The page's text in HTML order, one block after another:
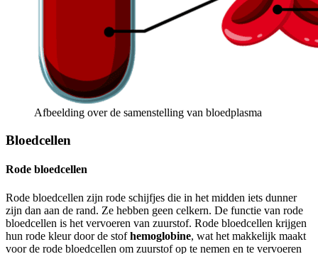
Afbeelding over de samenstelling van bloedplasma
Bloedcellen
Rode bloedcellen
Rode bloedcellen zijn rode schijfjes die in het midden iets dunner
zijn dan aan de rand. Ze hebben geen celkern. De functie van rode
bloedcellen is het vervoeren van zuurstof. Rode bloedcellen krijgen
hun rode kleur door de stofhemoglobine, wat het makkelijk maakt
voor de rode bloedcellen om zuurstof op te nemen en te vervoeren